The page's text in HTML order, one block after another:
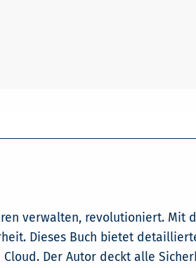
verwalten, revolutioniert. Mit
Dieses Buch bietet
Der Autor deckt alle